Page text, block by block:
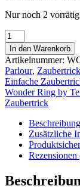
Nur noch 2 vorrätig
Wonder
Ring
by
Tenyo
Magic
|
Zaubertrick
Menge
In den Warenkorb
Artikelnummer:
Parlour,
Einfache
Wonder Ring by
Zaubertrick
Beschreibung
Zusätzliche
Rezensionen